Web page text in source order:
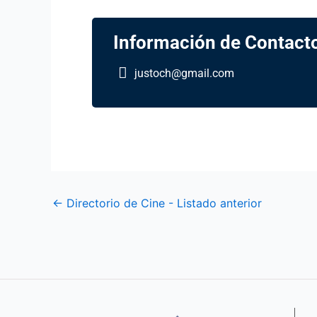
Información de
justoch@gmail.com
← Directorio de Cine - Listado anterior